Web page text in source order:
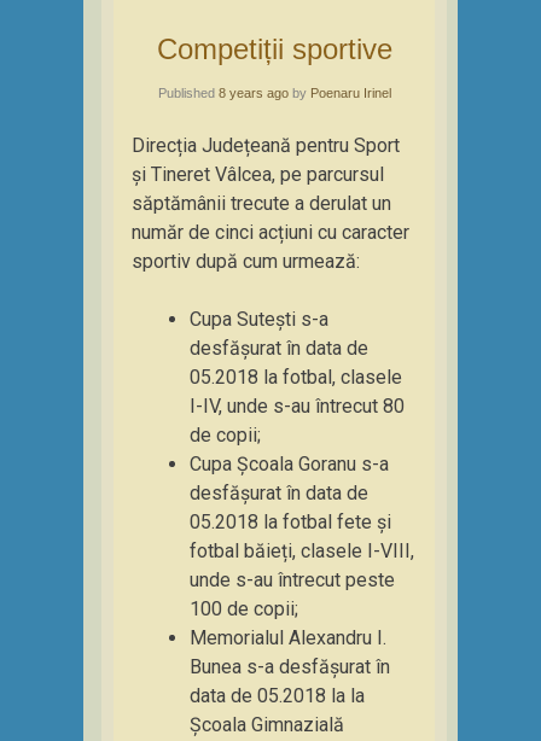
Competiții sportive
Published 8 years agoby Poenaru Irinel
Direcția Județeană pentru Sport
și Tineret Vâlcea, pe parcursul
săptămânii trecute a derulat un
număr de cinci acțiuni cu caracter
sportiv după cum urmează:
Cupa Sutești s-a
desfășurat în data de
05.2018 la fotbal, clasele
I-IV, unde s-au întrecut 80
de copii;
Cupa Școala Goranu s-a
desfășurat în data de
05.2018 la fotbal fete și
fotbal băieți, clasele I-VIII,
unde s-au întrecut peste
100 de copii;
Memorialul Alexandru I.
Bunea s-a desfășurat în
data de 05.2018 la la
Școala Gimnazială